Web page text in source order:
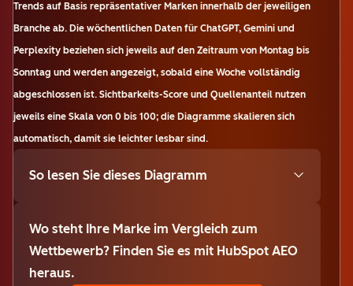
Trends auf Basis repräsentativer Marken innerhalb der jeweiligen
Branche ab. Die wöchentlichen Daten für ChatGPT, Gemini und
Perplexity beziehen sich jeweils auf den Zeitraum von Montag bis
Sonntag und werden angezeigt, sobald eine Woche vollständig
abgeschlossen ist. Sichtbarkeits-Score und Quellenanteil nutzen
jeweils eine Skala von 0 bis 100; die Diagramme skalieren sich
automatisch, damit sie leichter lesbar sind.
So lesen Sie dieses Diagramm
Wo steht Ihre Marke im Vergleich zum
Wettbewerb? Finden Sie es mit HubSpot AEO
heraus.